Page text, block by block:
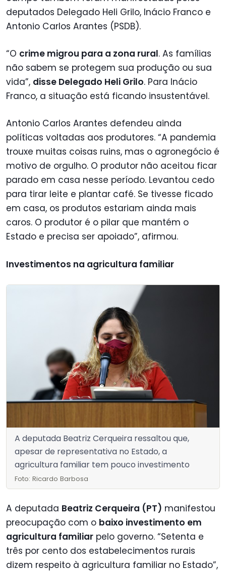
deputados Delegado Heli Grilo, Inácio Franco e
Antonio Carlos Arantes (PSDB).
“O crime migrou para a zona rural. As famílias
não sabem se protegem sua produção ou sua
vida”, disse Delegado Heli Grilo. Para Inácio
Franco, a situação está ficando insustentável.
Antonio Carlos Arantes defendeu ainda
políticas voltadas aos produtores. “A pandemia
trouxe muitas coisas ruins, mas o agronegócio é
motivo de orgulho. O produtor não aceitou ficar
parado em casa nesse período. Levantou cedo
para tirar leite e plantar café. Se tivesse ficado
em casa, os produtos estariam ainda mais
caros. O produtor é o pilar que mantém o
Estado e precisa ser apoiado”, afirmou.
Investimentos na agricultura familiar
A deputada Beatriz Cerqueira ressaltou que,
apesar de representativa no Estado, a
agricultura familiar tem pouco investimento
Foto: Ricardo Barbosa
A deputada Beatriz Cerqueira (PT) manifestou
preocupação com o baixo investimento em
agricultura familiar pelo governo. “Setenta e
três por cento dos estabelecimentos rurais
dizem respeito à agricultura familiar no Estado”,